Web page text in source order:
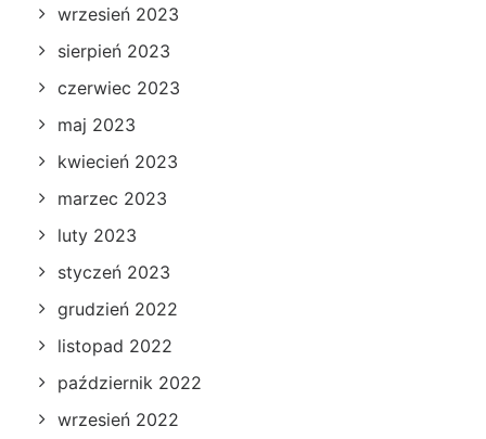
wrzesień 2023
sierpień 2023
czerwiec 2023
maj 2023
kwiecień 2023
marzec 2023
luty 2023
styczeń 2023
grudzień 2022
listopad 2022
październik 2022
wrzesień 2022